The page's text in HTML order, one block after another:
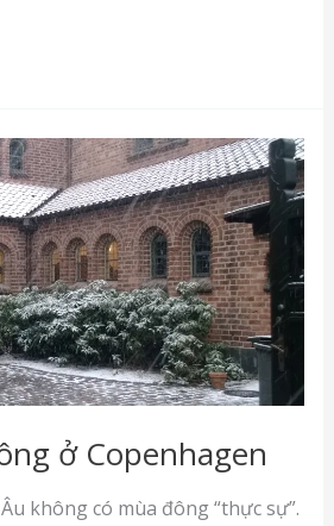
ở Copenhagen
không có mùa đông “thực sự”.